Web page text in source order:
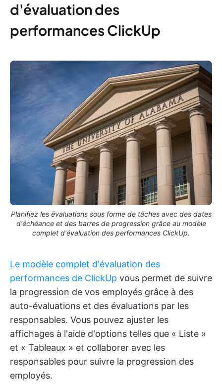
d'évaluation des
performances ClickUp
Planifiez les évaluations sous forme de tâches avec des dates
d'échéance et des barres de progression grâce au modèle
complet d'évaluation des performances ClickUp.
Le modèle complet d'évaluation des
performances de ClickUp vous permet de suivre
la progression de vos employés grâce à des
auto-évaluations et des évaluations par les
responsables. Vous pouvez ajuster les
affichages à l'aide d'options telles que « Liste »
et « Tableaux » et collaborer avec les
responsables pour suivre la progression des
employés.